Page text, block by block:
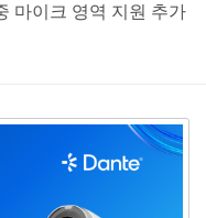
마이크 영역 지원 추가